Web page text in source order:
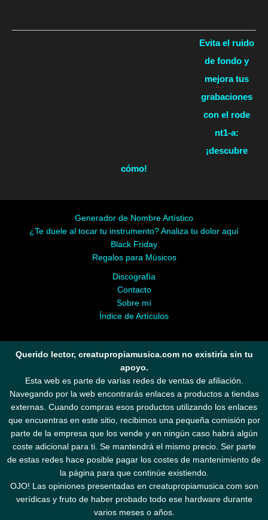
Evita el ruido
de fondo y
mejora tus
grabaciones
con el rode
nt1-a:
¡descubre
cómo!
Generador de Nombre Artístico
¿Te duele al tocar tu instrumento? Analiza tu dolor aquí
Black Friday
Regalos para Músicos
Discografía
Contacto
Sobre mí
Índice de Artículos
Querido lector, creatupropiamusica.com no existiría sin tu
apoyo.
Esta web es parte de varias redes de ventas de afiliación.
Navegando por la web encontrarás enlaces a productos a tiendas
externas. Cuando compras esos productos utilizando los enlaces
que encuentras en este sitio, recibimos una pequeña comisión por
parte de la empresa que los vende y en ningún caso habrá algún
coste adicional para ti. Se mantendrá el mismo precio. Ser parte
de estas redes hace posible pagar los costes de mantenimiento de
la página para que continúe existiendo.
OJO! Las opiniones presentadas en creatupropiamusica.com son
verídicas y fruto de haber probado todo ese hardware durante
varios meses o años.